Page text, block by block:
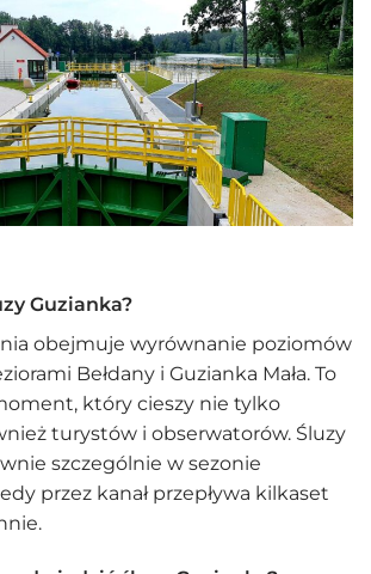
Guzianka?
obejmuje wyrównanie poziomów
Bełdany i Guzianka Mała. To
który cieszy nie tylko
turystów i obserwatorów. Śluzy
szczególnie w sezonie
przez kanał przepływa kilkaset